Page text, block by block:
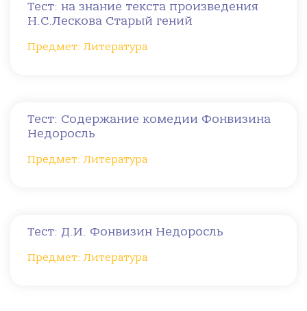
Тест: на знание текста произведения
Н.С.Лескова Старый гений
Предмет: Литература
Тест: Содержание комедии Фонвизина
Недоросль
Предмет: Литература
Тест: Д.И. Фонвизин Недоросль
Предмет: Литература